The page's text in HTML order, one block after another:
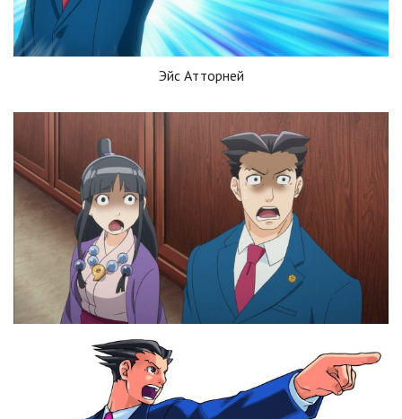
Эйс Атторней